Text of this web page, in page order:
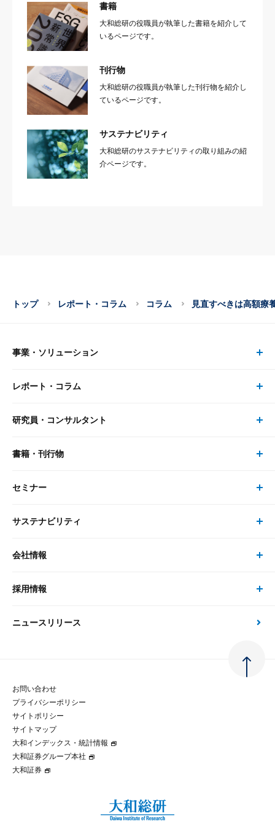
書籍
大和総研の役職員が執筆した書籍を紹介して
いるページです。
刊行物
大和総研の役職員が執筆した刊行物を紹介し
ているページです。
サステナビリティ
大和総研のサステナビリティの取り組みの紹
介ページです。
トップ レポート・コラム コラム 見直すべきは高額療
事業・ソリューション
事業・ソリューション トップ
リサーチ
大和総研の強み
先端テクノロジーに基づく新たな価値の創出
レポート・コラム
レポート・コラム トップ
最新のレポート・コラム
政策分析
金融経済教育等
コラム
大和インデックス・統計情報
研究員・コンサルタント
研究員・コンサルタント トップ
研究員
書籍・刊行物
書籍・刊行物 トップ
書籍
セミナー
セミナー トップ
現在受付中のセミナー・イベント
サステナビリティ
サステナビリティの取り組み
次世代社会への貢献
マルチステークホルダー方針
パートナーシップ構築宣言
会社情報
会社情報 トップ
会社概要・役員一覧
大和総研の歩み
グループ会社
採用情報
採用情報 トップ
経験者採用
ニュースリリース
お問い合わせ
プライバシーポリシー
サイトポリシー
サイトマップ
大和インデックス・統計情報
大和証券グループ本社
大和証券